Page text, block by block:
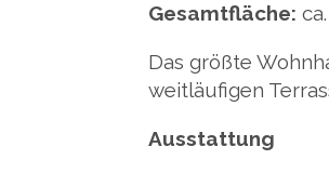
Gesamtfläche: ca.
Das größte
weitläufigen
Ausstattung